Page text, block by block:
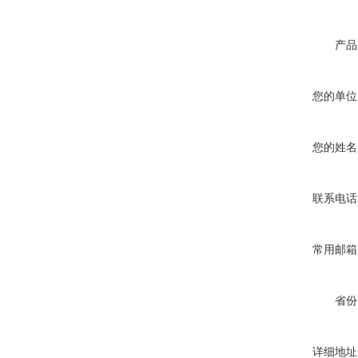
产
您的单
您的姓
联系电
常用邮
省
详细地